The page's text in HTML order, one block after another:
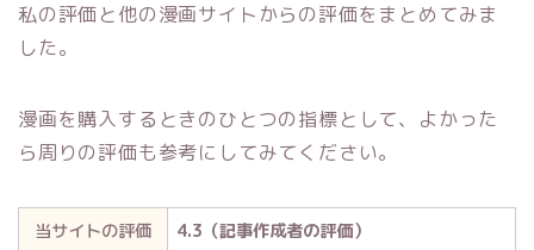
私の評価と他の漫画サイトからの評価をまとめてみま
した。
漫画を購入するときのひとつの指標として、よかった
ら周りの評価も参考にしてみてください。
当サイトの評価
4.3（記事作成者の評価）